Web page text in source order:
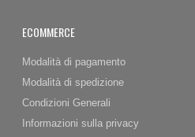
ECOMMERCE
Modalità di pagamento
Modalità di spedizione
Condizioni Generali
Informazioni sulla privacy